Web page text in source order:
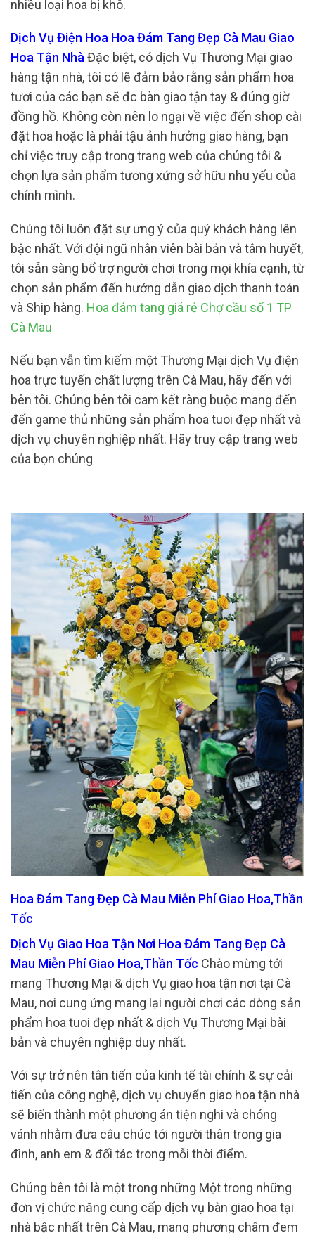
nhiều loại hoa bị khô.
Dịch Vụ Điện Hoa Hoa Đám Tang Đẹp Cà Mau Giao
Hoa Tận Nhà Đặc biệt, có dịch Vụ Thương Mại giao
hàng tận nhà, tôi có lẽ đảm bảo rằng sản phẩm hoa
tươi của các bạn sẽ đc bàn giao tận tay & đúng giờ
đồng hồ. Không còn nên lo ngại về việc đến shop cài
đặt hoa hoặc là phải tậu ảnh hưởng giao hàng, bạn
chỉ việc truy cập trong trang web của chúng tôi &
chọn lựa sản phẩm tương xứng sở hữu nhu yếu của
chính mình.
Chúng tôi luôn đặt sự ưng ý của quý khách hàng lên
bậc nhất. Với đội ngũ nhân viên bài bản và tâm huyết,
tôi sẵn sàng bổ trợ người chơi trong mọi khía cạnh, từ
chọn sản phẩm đến hướng dẫn giao dịch thanh toán
và Ship hàng. Hoa đám tang giá rẻ Chợ cầu số 1 TP
Cà Mau
Nếu bạn vẫn tìm kiếm một Thương Mại dịch Vụ điện
hoa trực tuyến chất lượng trên Cà Mau, hãy đến với
bên tôi. Chúng bên tôi cam kết ràng buộc mang đến
đến game thủ những sản phẩm hoa tuoi đẹp nhất và
dịch vụ chuyên nghiệp nhất. Hãy truy cập trang web
của bọn chúng
Hoa Đám Tang Đẹp Cà Mau Miễn Phí Giao Hoa,Thần
Tốc
Dịch Vụ Giao Hoa Tận Nơi Hoa Đám Tang Đẹp Cà
Mau Miễn Phí Giao Hoa,Thần Tốc Chào mừng tới
mang Thương Mại & dịch Vụ giao hoa tận nơi tại Cà
Mau, nơi cung ứng mang lại người chơi các dòng sản
phẩm hoa tuoi đẹp nhất & dịch Vụ Thương Mại bài
bản và chuyên nghiệp duy nhất.
Với sự trở nên tân tiến của kinh tế tài chính & sự cải
tiến của công nghệ, dịch vụ chuyển giao hoa tận nhà
sẽ biến thành một phương án tiện nghi và chóng
vánh nhằm đưa câu chúc tới người thân trong gia
đình, anh em & đối tác trong mỗi thời điểm.
Chúng bên tôi là một trong những Một trong những
đơn vị chức năng cung cấp dịch vụ bàn giao hoa tại
nhà bậc nhất trên Cà Mau, mang phương châm đem